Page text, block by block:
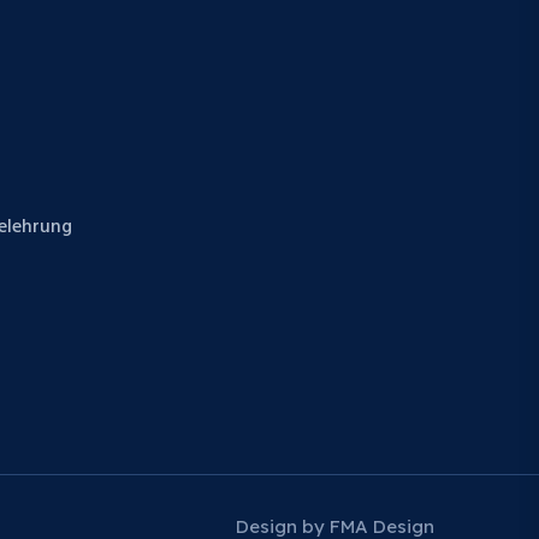
Design by FMA Design